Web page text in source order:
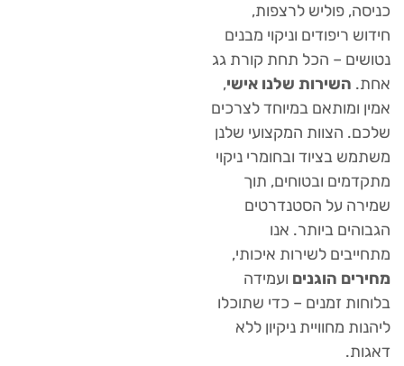
פוליש לרצפות,
וניקוי מבנים
– הכל תחת קורת גג
השירות שלנו אישי,
במיוחד לצרכים
הצוות המקצועי שלנן
בציוד ובחומרי ניקוי
ובטוחים, תוך
על הסטנדרטים
ביותר. אנו
לשירות איכותי,
הוגנים ועמידה
זמנים – כדי שתוכלו
מחוויית ניקיון ללא